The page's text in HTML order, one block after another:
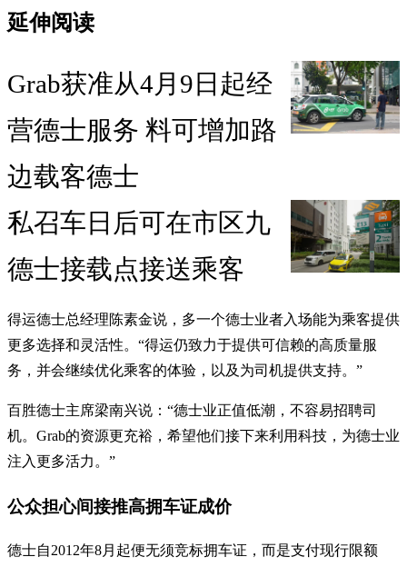
延伸阅读
Grab获准从4月9日起经
营德士服务 料可增加路
边载客德士
私召车日后可在市区九
德士接载点接送乘客
得运德士总经理陈素金说，多一个德士业者入场能为乘客提供
更多选择和灵活性。“得运仍致力于提供可信赖的高质量服
务，并会继续优化乘客的体验，以及为司机提供支持。”
百胜德士主席梁南兴说：“德士业正值低潮，不容易招聘司
机。Grab的资源更充裕，希望他们接下来利用科技，为德士业
注入更多活力。”
公众担心间接推高拥车证成价
德士自2012年8月起便无须竞标拥车证，而是支付现行限额